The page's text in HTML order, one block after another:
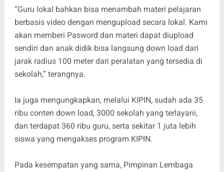
“Guru lokal bahkan bisa menambah materi pelajaran
berbasis video dengan mengupload secara lokal. Kami
akan memberi Pasword dan materi dapat diupload
sendiri dan anak didik bisa langsung down load dari
jarak radius 100 meter dari peralatan yang tersedia di
sekolah,” terangnya.
Ia juga mengungkapkan, melalui KIPIN, sudah ada 35
ribu conten down load, 3000 sekolah yang terlayani,
dan terdapat 360 ribu guru, serta sekitar 1 juta lebih
siswa yang mengakses program KIPIN.
Pada kesempatan yang sama, Pimpinan Lembaga